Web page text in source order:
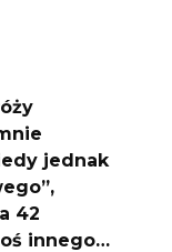
jednak
42
innego…